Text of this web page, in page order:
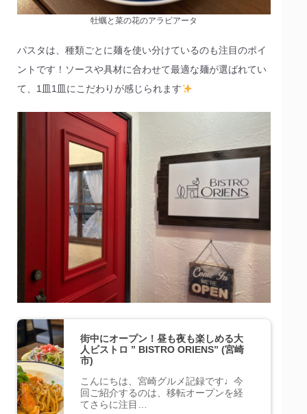
牡蠣と菜の花のアラビアータ
パスタは、種類ごとに麺を使い分けているのも注目のポイ
ントです！ソースや具材に合わせて最適な麺が選ばれてい
て、1皿1皿にこだわりが感じられます
街中にオープン！昼も夜も楽しめる大
人ビストロ ” BISTRO ORIENS” (宮崎
市)
こんにちは、宮崎グルメ記録です♩今
回ご紹介するのは、移転オープンを経
てさらに注目…